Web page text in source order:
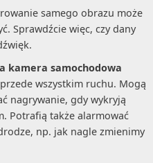
samego obrazu może
Sprawdźcie więc, czy dany
kamera samochodowa
wszystkim ruchu. Mogą
nagrywanie, gdy wykryją
Potrafią także alarmować
np. jak nagle zmienimy